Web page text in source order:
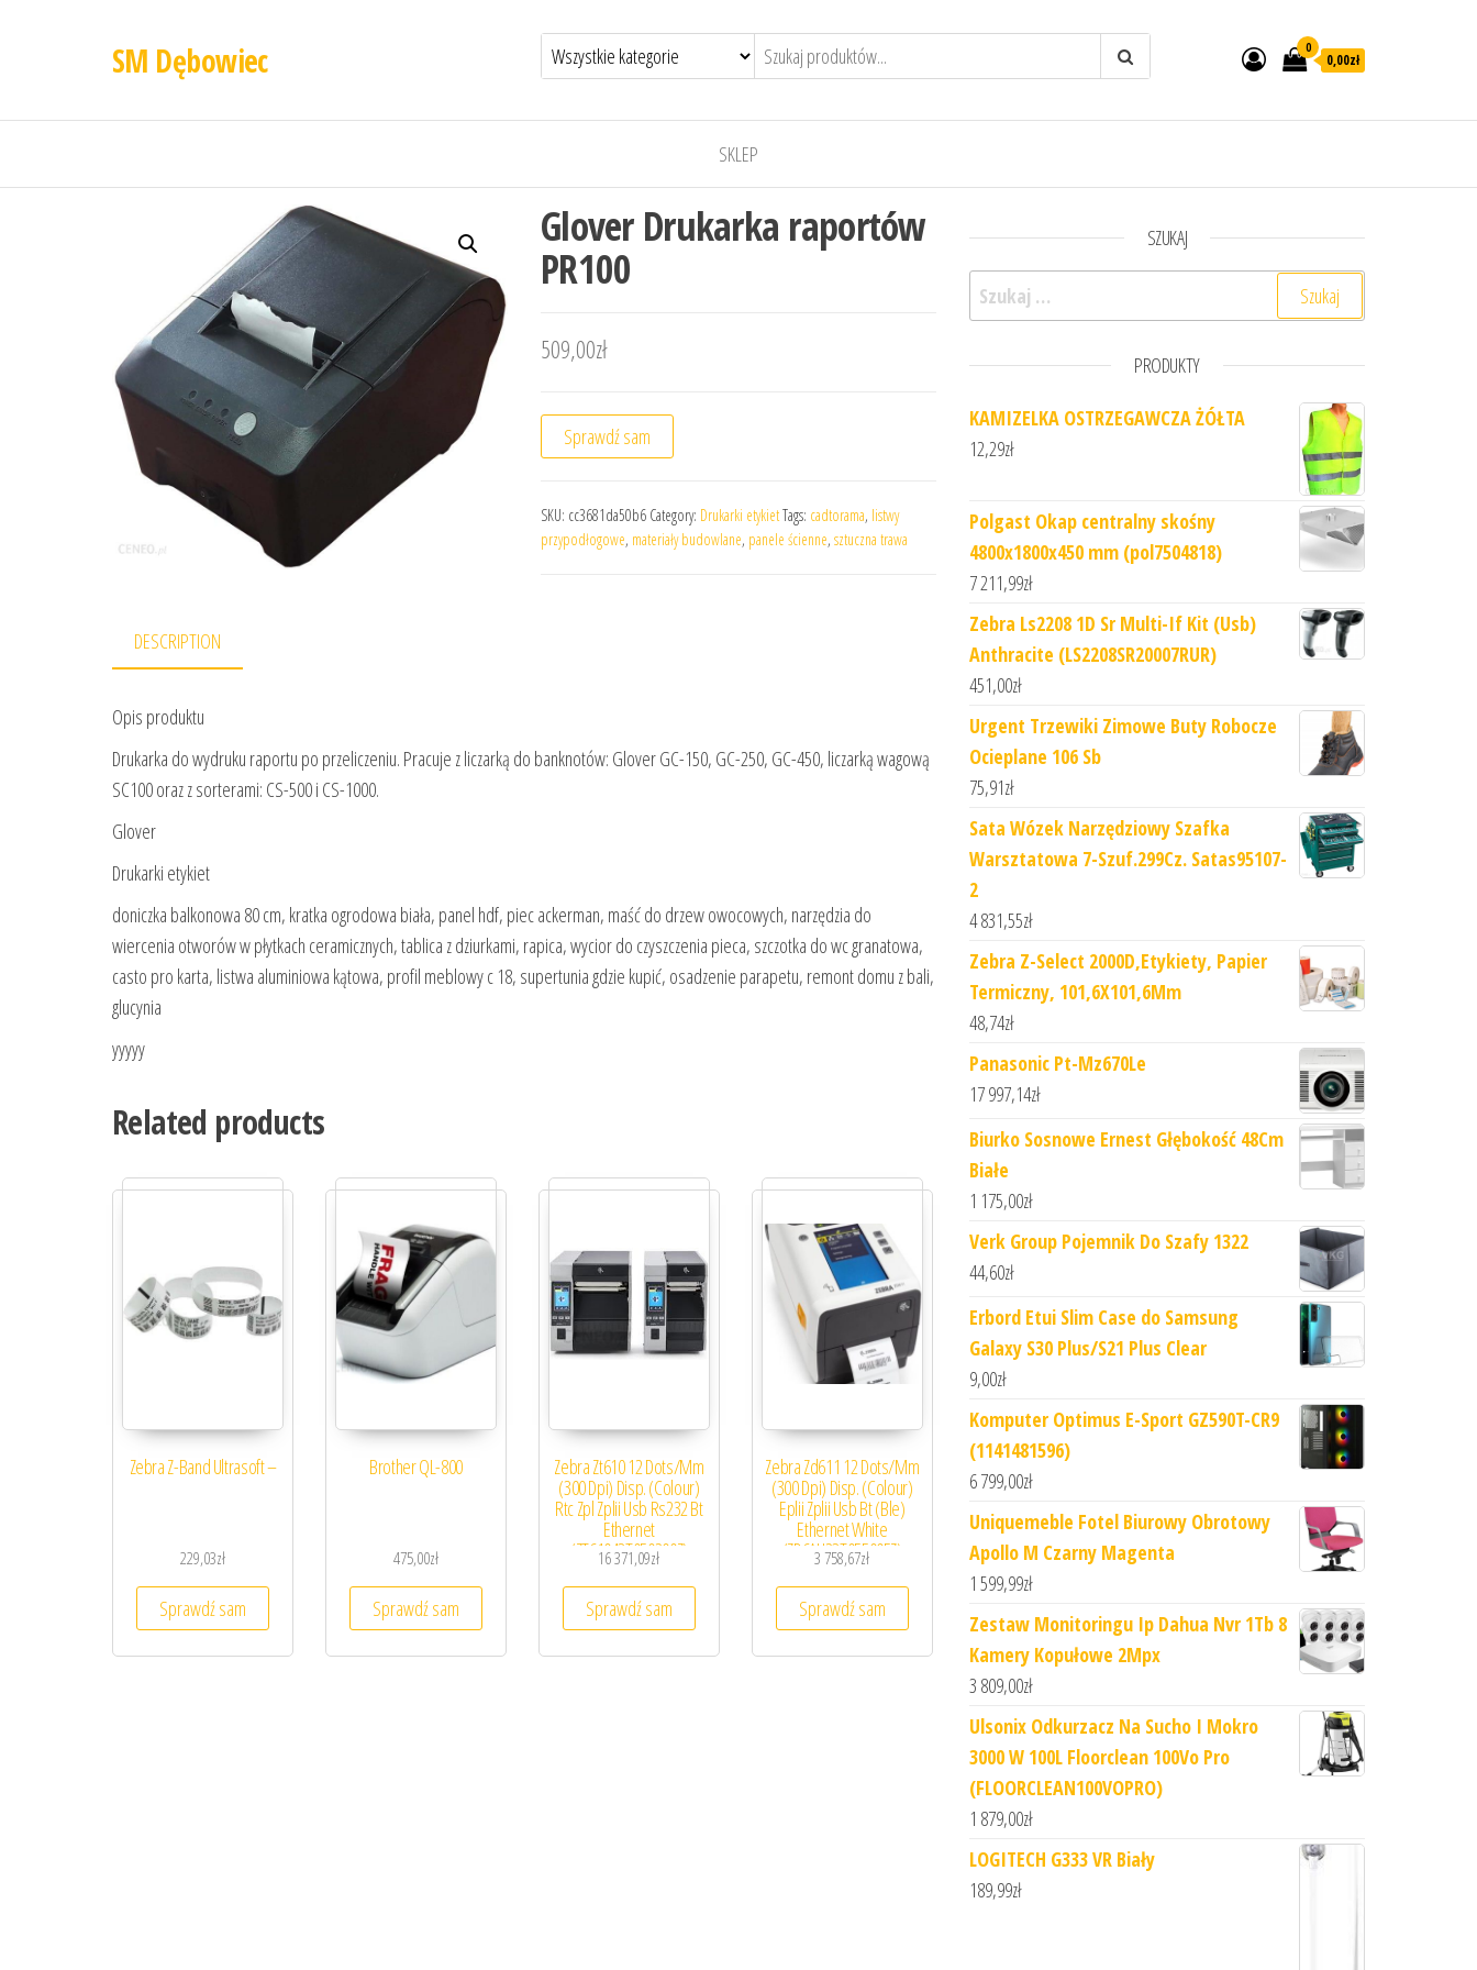
SM Dębowiec 0
0,00zł
SKLEP
Glover Drukarka raportów
PR100
509,00zł
Sprawdź sam
SKU: cc3681da50b6 Category: Drukarki etykietTags: cadtorama, listwy
przypodłogowe, materiały budowlane, panele ścienne, sztuczna trawa
DESCRIPTION
Opis produktu
Drukarka do wydruku raportu po przeliczeniu. Pracuje z liczarką do banknotów: Glover GC-150, GC-250, GC-450, liczarką wagową
SC100 oraz z sorterami: CS-500 i CS-1000.
Glover
Drukarki etykiet
doniczka balkonowa 80 cm, kratka ogrodowa biała, panel hdf, piec ackerman, maść do drzew owocowych, narzędzia do
wiercenia otworów w płytkach ceramicznych, tablica z dziurkami, rapica, wycior do czyszczenia pieca, szczotka do wc granatowa,
casto pro karta, listwa aluminiowa kątowa, profil meblowy c 18, supertunia gdzie kupić, osadzenie parapetu, remont domu z bali,
glucynia
yyyyy
Related products
Zebra Z-Band Ultrasoft –
229,03zł
Sprawdź sam
Brother QL-800
475,00zł
Sprawdź sam
Zebra Zt610 12 Dots/Mm
(300 Dpi) Disp. (Colour)
Rtc Zpl Zplii Usb Rs232 Bt
Ethernet
(ZT61043T0E0200Z)
16 371,09zł
Sprawdź sam
Zebra Zd611 12 Dots/Mm
(300 Dpi) Disp. (Colour)
Eplii Zplii Usb Bt (Ble)
Ethernet White
(ZD6AH23T0EE00EZ)
3 758,67zł
Sprawdź sam
SZUKAJ
Szukaj:
PRODUKTY
KAMIZELKA OSTRZEGAWCZA ŻÓŁTA
12,29zł
Polgast Okap centralny skośny
4800x1800x450 mm (pol7504818)
7 211,99zł
Zebra Ls2208 1D Sr Multi-If Kit (Usb)
Anthracite (LS2208SR20007RUR)
451,00zł
Urgent Trzewiki Zimowe Buty Robocze
Ocieplane 106 Sb
75,91zł
Sata Wózek Narzędziowy Szafka
Warsztatowa 7-Szuf.299Cz. Satas95107-
2
4 831,55zł
Zebra Z-Select 2000D,Etykiety, Papier
Termiczny, 101,6X101,6Mm
48,74zł
Panasonic Pt-Mz670Le
17 997,14zł
Biurko Sosnowe Ernest Głębokość 48Cm
Białe
1 175,00zł
Verk Group Pojemnik Do Szafy 1322
44,60zł
Erbord Etui Slim Case do Samsung
Galaxy S30 Plus/S21 Plus Clear
9,00zł
Komputer Optimus E-Sport GZ590T-CR9
(1141481596)
6 799,00zł
Uniquemeble Fotel Biurowy Obrotowy
Apollo M Czarny Magenta
1 599,99zł
Zestaw Monitoringu Ip Dahua Nvr 1Tb 8
Kamery Kopułowe 2Mpx
3 809,00zł
Ulsonix Odkurzacz Na Sucho I Mokro
3000 W 100L Floorclean 100Vo Pro
(FLOORCLEAN100VOPRO)
1 879,00zł
LOGITECH G333 VR Biały
189,99zł